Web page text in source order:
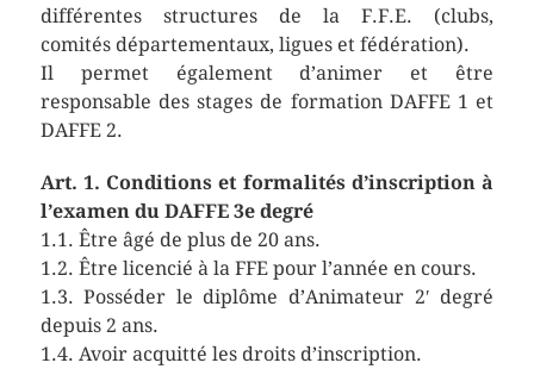
différentes structures de la F.F.E. (clubs,
comités départementaux, ligues et fédération).
Il permet également d’animer et être
responsable des stages de formation DAFFE 1 et
DAFFE 2.
Art. 1. Conditions et formalités d’inscription à
l’examen du DAFFE 3e degré
1.1. Être âgé de plus de 20 ans.
1.2. Être licencié à la FFE pour l’année en cours.
1.3. Posséder le diplôme d’Animateur 2′ degré
depuis 2 ans.
1.4. Avoir acquitté les droits d’inscription.